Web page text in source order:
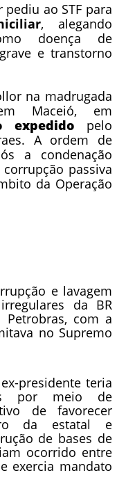
ao STF para
, alegando
doença de
e transtorno
na madrugada
Maceió, em
expedidopelo
A ordem de
a condenação
passiva
da Operação
e lavagem
da BR
Petrobras, com a
no Supremo
presidente teria
por meio de
de favorecer
da estatal e
de bases de
ocorrido entre
exercia mandato